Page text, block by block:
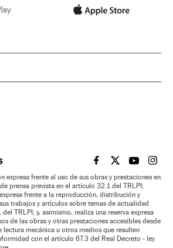
EL PAÍS BRASIL EN
EL PAÍSEL PAÍS
EL
expresa frente al uso de sus obras y prestaciones en
prensa prevista en el artículo 32.1 del TRLPI;
frente a la reproducción, distribución y
trabajos y artículos sobre temas de actualidad
TRLPI; y, asimismo, realiza una reserva expresa
de las obras y otras prestaciones accesibles desde
lectura mecánica u otros medios que resulten
con el artículo 67.3 del Real Decreto - ley